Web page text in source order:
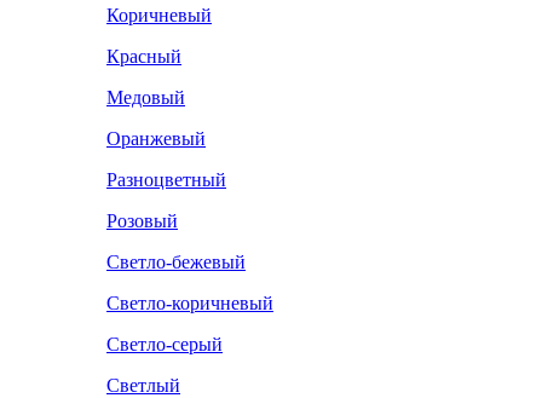
Коричневый
Красный
Медовый
Оранжевый
Разноцветный
Розовый
Светло-бежевый
Светло-коричневый
Светло-серый
Светлый